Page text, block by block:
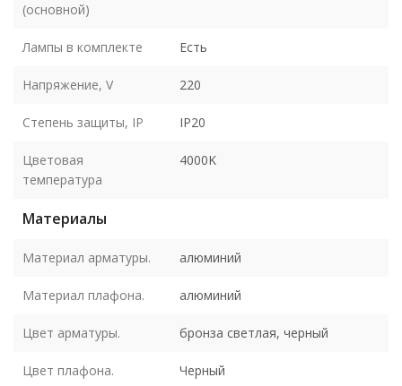
(основной)
Лампы в комплекте Есть
Напряжение, V 220
Степень защиты, IP IP20
Цветовая
температура
4000K
Материалы
Материал арматуры. алюминий
Материал плафона. алюминий
Цвет арматуры. бронза светлая, черный
Цвет плафона. Черный